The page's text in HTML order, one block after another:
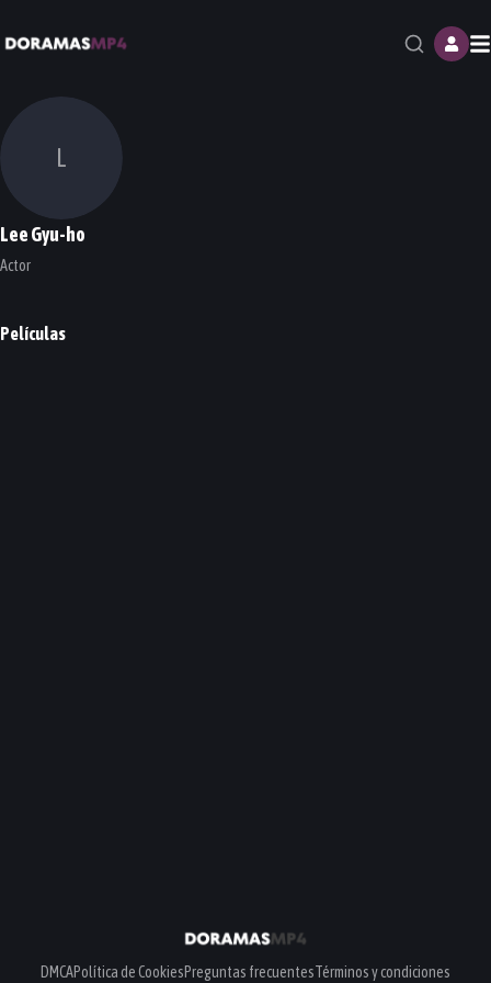
L
Lee Gyu-ho
Actor
Películas
Once Upon a Time in High School
DMCAPolítica de CookiesPreguntas frecuentesTérminos y condiciones